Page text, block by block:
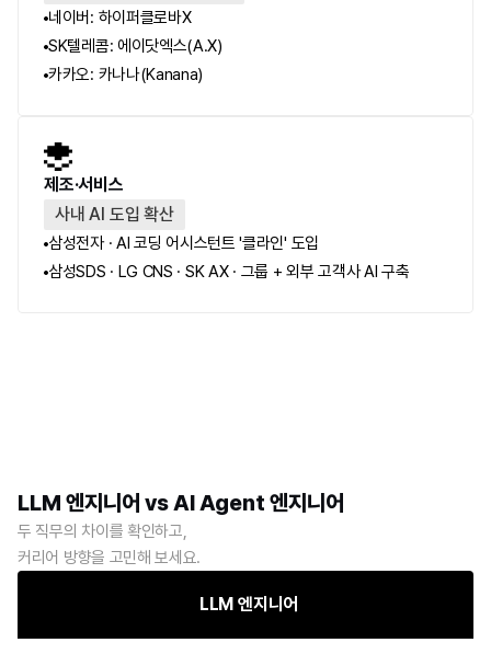
네이버 : 하이퍼클로바X
SK텔레콤: 에이닷엑스(A.X)
카카오: 카나나(Kanana)
제조·서비스
사내 AI 도입 확산
삼성전자 · AI 코딩 어시스턴트 '클라인' 도입
삼성SDS · LG CNS · SK AX · 그룹 + 외부 고객사 AI 구축
LLM 엔지니어 vs AI Agent 엔지니어
두 직무의 차이를 확인하고,
커리어 방향을 고민해 보세요.
LLM 엔지니어